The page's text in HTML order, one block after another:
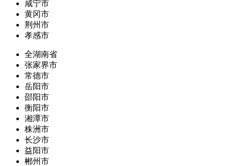
咸宁市
黄冈市
荆州市
孝感市
全湖南省
张家界市
常德市
岳阳市
邵阳市
衡阳市
湘潭市
株洲市
长沙市
益阳市
郴州市